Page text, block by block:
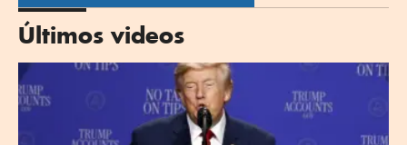
Últimos videos